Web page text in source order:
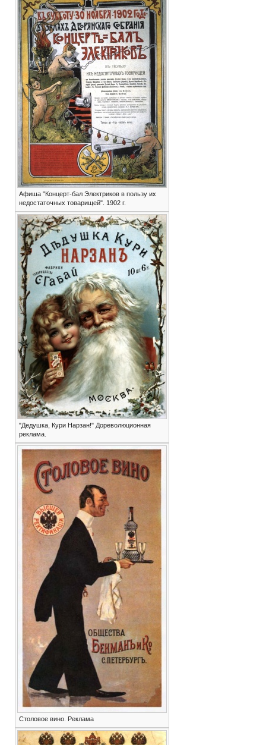
Афиша "Концерт-бал Электриков в пользу их
недостаточных товарищей". 1902 г.
"Дедушка, Кури Нарзан!" Дореволюционная
реклама.
Столовое вино. Реклама